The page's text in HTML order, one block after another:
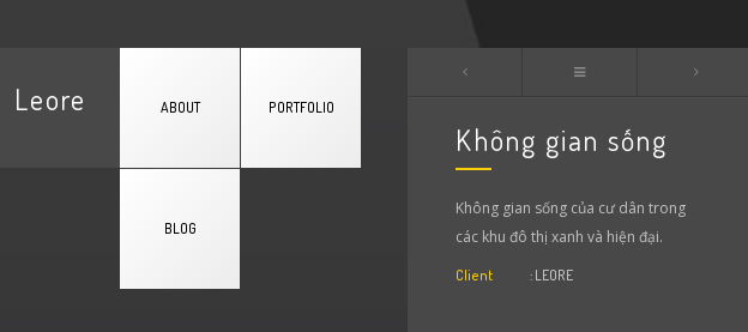
Leore ABOUT PORTFOLIO
BLOG
Không gian sống
Không gian sống của cư dân trong
các khu đô thị xanh và hiện đại.
Client : LEORE